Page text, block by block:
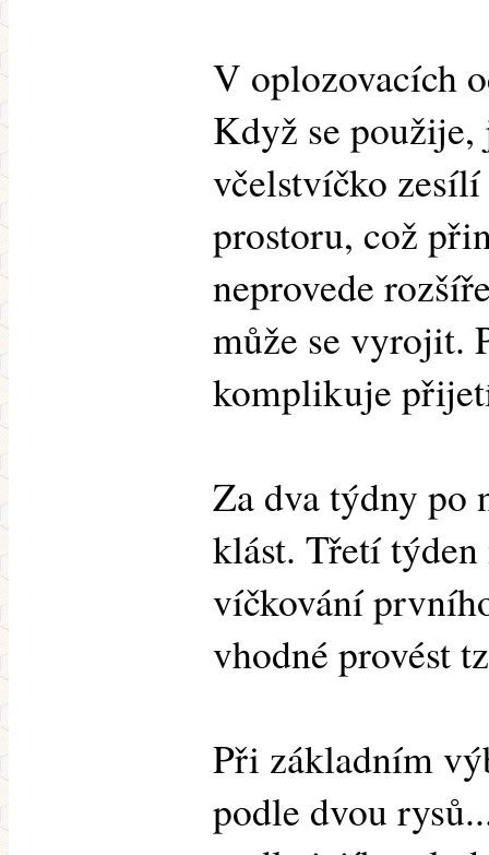
V oplozovacích
Když se
včelstvíčko
prostoru, což
neprovede
může se vyrojit.
komplikuje
Za dva týdny po
klást. Třetí týden
víčkování
vhodné provést
Při základním
podle dvou